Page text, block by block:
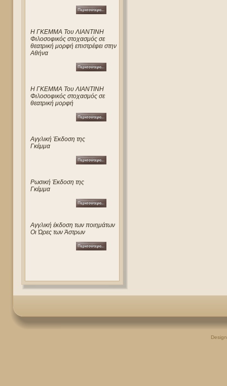
Η ΓΚΕΜΜΑ Του ΛΙΑΝΤΙΝΗ
Φιλοσοφικός στοχασμός σε
θεατρική μορφή επιστρέφει στην
Αθήνα
Η ΓΚΕΜΜΑ Του ΛΙΑΝΤΙΝΗ
Φιλοσοφικός στοχασμός σε
θεατρική μορφή
Αγγλική Έκδοση της
Γκέμμα
Ρωσική Έκδοση της
Γκέμμα
Αγγλική έκδοση των ποιημάτων
Οι Ώρες των Άστρων